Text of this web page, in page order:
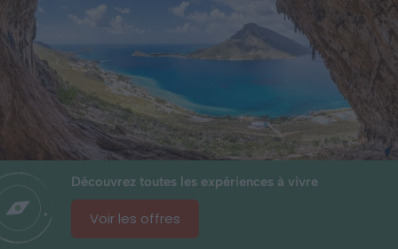
Découvrez toutes les expériences à vivre
Voir les offres